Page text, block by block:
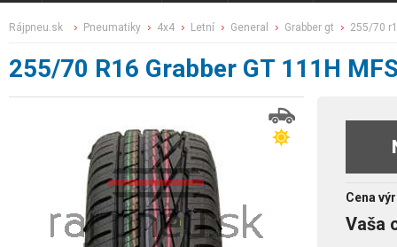
rájpneu.sk pneumatiky 4x4 letní general grabber gt 255/70
255/70 R16 Grabber GT 111H
Cena
Vaša